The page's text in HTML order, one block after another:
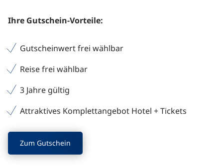
Ihre Gutschein-Vorteile:
Gutscheinwert frei wählbar
Reise frei wählbar
3 Jahre gültig
Attraktives Komplettangebot Hotel + Tickets
Zum Gutschein